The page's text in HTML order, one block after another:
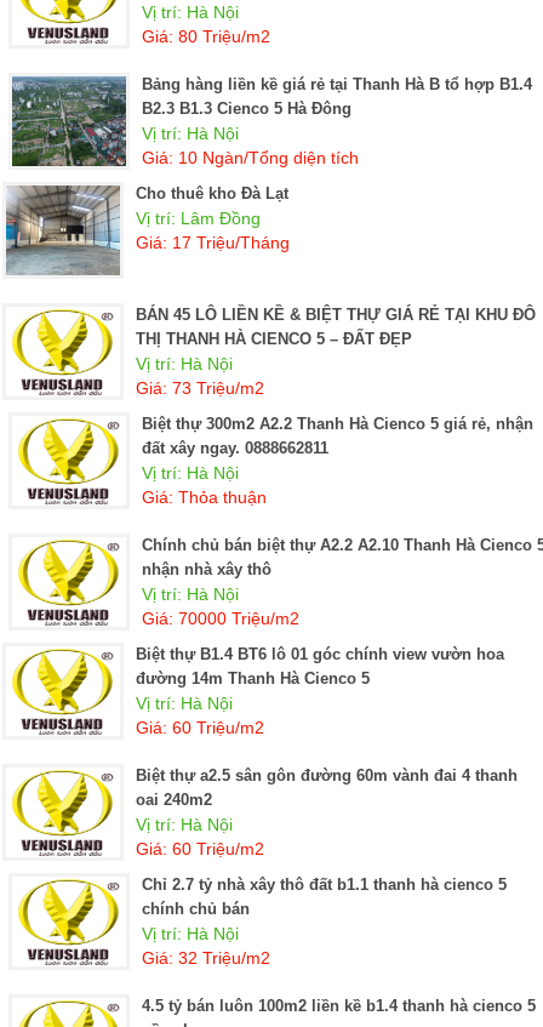
Vị trí: Hà Nội
Giá: 80 Triệu/m2
Bảng hàng liền kề giá rẻ tại Thanh Hà B tổ hợp B1.4
B2.3 B1.3 Cienco 5 Hà Đông
Vị trí: Hà Nội
Giá: 10 Ngàn/Tổng diện tích
Cho thuê kho Đà Lạt
Vị trí: Lâm Đồng
Giá: 17 Triệu/Tháng
BÁN 45 LÔ LIỀN KỀ & BIỆT THỰ GIÁ RẺ TẠI KHU ĐÔ
THỊ THANH HÀ CIENCO 5 – ĐẤT ĐẸP
Vị trí: Hà Nội
Giá: 73 Triệu/m2
Biệt thự 300m2 A2.2 Thanh Hà Cienco 5 giá rẻ, nhận
đất xây ngay. 0888662811
Vị trí: Hà Nội
Giá: Thỏa thuận
Chính chủ bán biệt thự A2.2 A2.10 Thanh Hà Cienco 5
nhận nhà xây thô
Vị trí: Hà Nội
Giá: 70000 Triệu/m2
Biệt thự B1.4 BT6 lô 01 góc chính view vườn hoa
đường 14m Thanh Hà Cienco 5
Vị trí: Hà Nội
Giá: 60 Triệu/m2
Biệt thự a2.5 sân gôn đường 60m vành đai 4 thanh
oai 240m2
Vị trí: Hà Nội
Giá: 60 Triệu/m2
Chỉ 2.7 tỷ nhà xây thô đất b1.1 thanh hà cienco 5
chính chủ bán
Vị trí: Hà Nội
Giá: 32 Triệu/m2
4.5 tỷ bán luôn 100m2 liền kề b1.4 thanh hà cienco 5